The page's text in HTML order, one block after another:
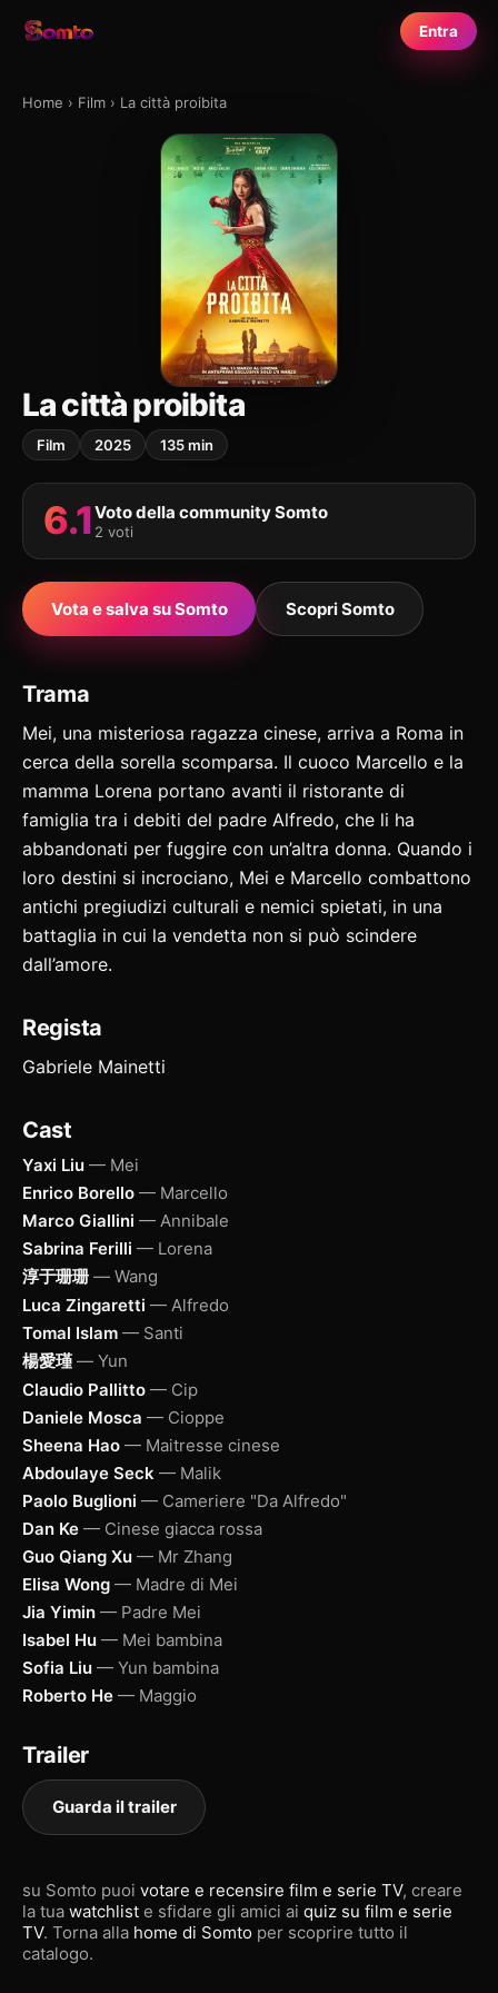
Entra
Home › Film › La città proibita
La città proibita
Film 2025 135 min
6.1Voto della community Somto
2 voti
Vota e salva su Somto Scopri Somto
Trama
Mei, una misteriosa ragazza cinese, arriva a Roma in
cerca della sorella scomparsa. Il cuoco Marcello e la
mamma Lorena portano avanti il ristorante di
famiglia tra i debiti del padre Alfredo, che li ha
abbandonati per fuggire con un’altra donna. Quando i
loro destini si incrociano, Mei e Marcello combattono
antichi pregiudizi culturali e nemici spietati, in una
battaglia in cui la vendetta non si può scindere
dall’amore.
Regista
Gabriele Mainetti
Cast
Yaxi Liu — Mei
Enrico Borello — Marcello
Marco Giallini — Annibale
Sabrina Ferilli — Lorena
淳于珊珊 — Wang
Luca Zingaretti — Alfredo
Tomal Islam — Santi
楊愛瑾 — Yun
Claudio Pallitto — Cip
Daniele Mosca — Cioppe
Sheena Hao — Maitresse cinese
Abdoulaye Seck — Malik
Paolo Buglioni — Cameriere "Da Alfredo"
Dan Ke — Cinese giacca rossa
Guo Qiang Xu — Mr Zhang
Elisa Wong — Madre di Mei
Jia Yimin — Padre Mei
Isabel Hu — Mei bambina
Sofia Liu — Yun bambina
Roberto He — Maggio
Trailer
Guarda il trailer
su Somto puoi votare e recensire film e serie TV, creare
la tua watchlist e sfidare gli amici ai quiz su film e serie
TV. Torna alla home di Somto per scoprire tutto il
catalogo.